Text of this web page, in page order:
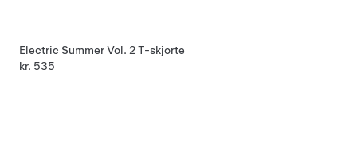
Electric Summer Vol. 2 T-skjorte
kr. 535